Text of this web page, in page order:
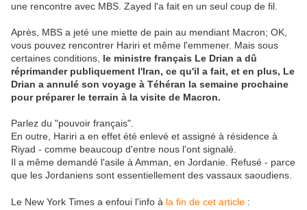
une rencontre avec MBS. Zayed l'a fait en un seul coup de fil.
Après, MBS a jeté une miette de pain au mendiant Macron; OK,
vous pouvez rencontrer Hariri et même l'emmener. Mais sous
certaines conditions, le ministre français Le Drian a dû
réprimander publiquement l'Iran, ce qu'il a fait, et en plus, Le
Drian a annulé son voyage à Téhéran la semaine prochaine
pour préparer le terrain à la visite de Macron.
Parlez du "pouvoir français".
En outre, Hariri a en effet été enlevé et assigné à résidence à
Riyad - comme beaucoup d'entre nous l'ont signalé.
Il a même demandé l'asile à Amman, en Jordanie. Refusé - parce
que les Jordaniens sont essentiellement des vassaux saoudiens.
Le New York Times a enfoui l'info à la fin de cet article :